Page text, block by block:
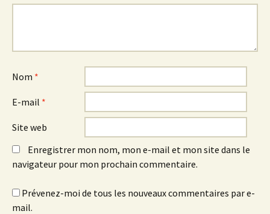
Nom *
E-mail *
Site web
Enregistrer mon nom, mon e-mail et mon site dans le
navigateur pour mon prochain commentaire.
Prévenez-moi de tous les nouveaux commentaires par e-
mail.